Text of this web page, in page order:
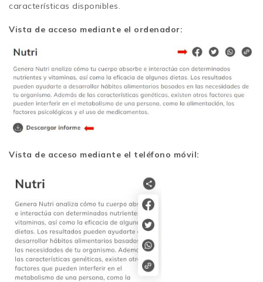
características disponibles.
Vista de acceso mediante el ordenador:
Vista de acceso mediante el teléfono móvil: